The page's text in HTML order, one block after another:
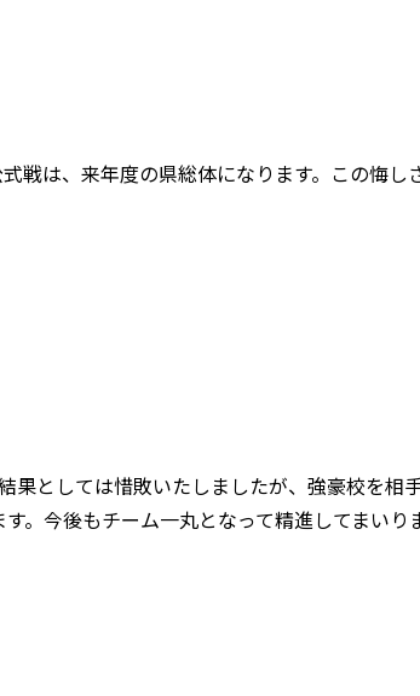
戦は、来年度の県総体になります。この悔し
としては惜敗いたしましたが、強豪校を相
今後もチーム一丸となって精進してまいり